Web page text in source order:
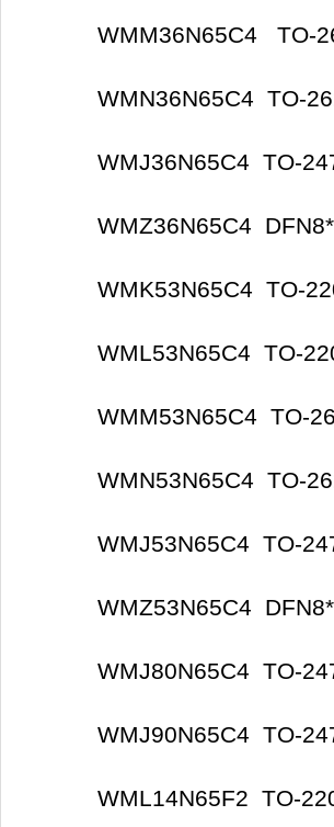
WMM36N65C4 TO-
WMN36N65C4 TO-
WMJ36N65C4 TO-
WMZ36N65C4
WMK53N65C4 TO-
WML53N65C4 TO-
WMM53N65C4 TO-
WMN53N65C4 TO-
WMJ53N65C4 TO-
WMZ53N65C4
WMJ80N65C4 TO-
WMJ90N65C4 TO-
WML14N65F2 TO-